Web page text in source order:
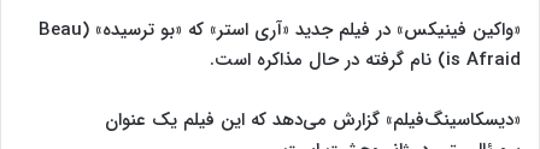
«واکین فینیکس» در فیلم جدید «آری استر» که «بو ترسیده» (Beau
is Afraid) نام گرفته در حال مذاکره است.
«دیسکاسینگ‌فیلم» گزارش می‌دهد که این فیلم یک عنوان